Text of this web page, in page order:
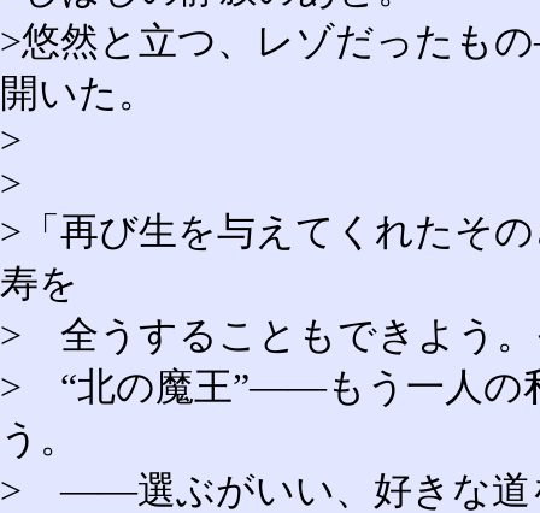
>悠然と立つ、レゾだったも
開いた。
>
>
>「再び生を与えてくれたそ
寿を
> 全うすることもできよう
> “北の魔王”――もう一人の
う。
> ――選ぶがいい、好きな道